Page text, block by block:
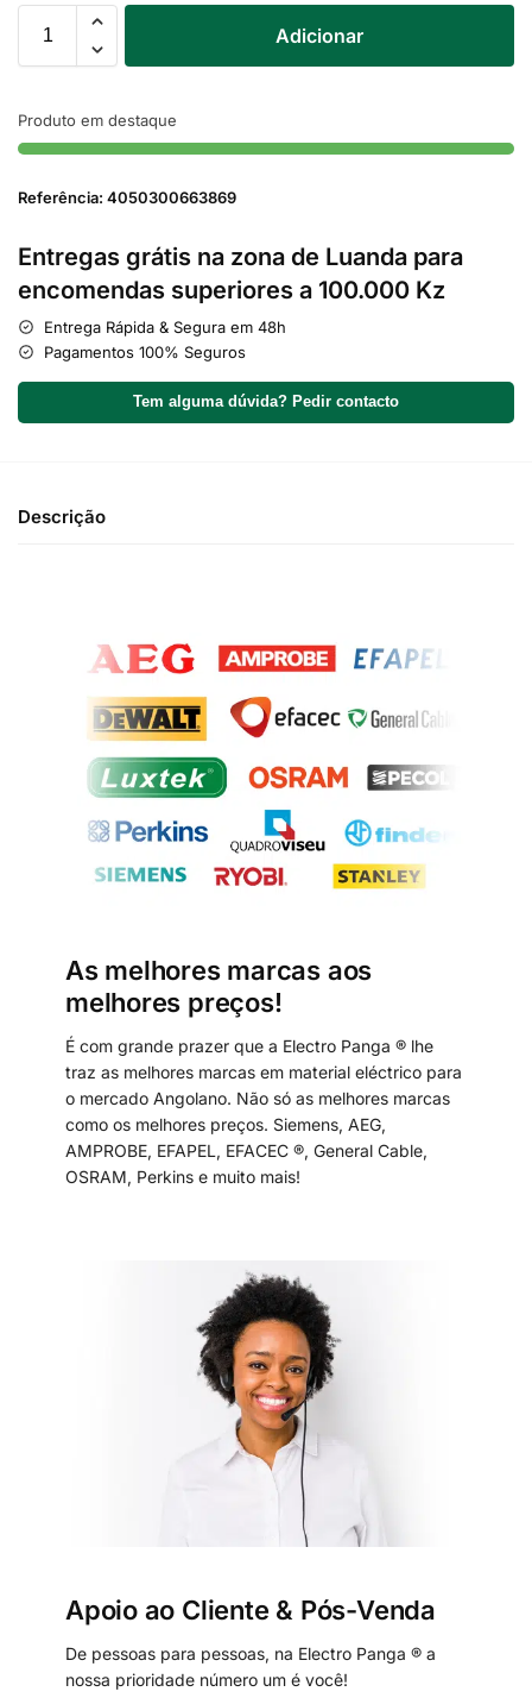
Adicionar
Produto em destaque
Referência: 4050300663869
Entregas grátis na zona de Luanda para
encomendas superiores a 100.000 Kz
Entrega Rápida & Segura em 48h
Pagamentos 100% Seguros
Tem alguma dúvida? Pedir contacto
Descrição
As melhores marcas aos
melhores preços!
É com grande prazer que a Electro Panga ® lhe
traz as melhores marcas em material eléctrico para
o mercado Angolano. Não só as melhores marcas
como os melhores preços. Siemens, AEG,
AMPROBE, EFAPEL, EFACEC ®, General Cable,
OSRAM, Perkins e muito mais!
Apoio ao Cliente & Pós-Venda
De pessoas para pessoas, na Electro Panga ® a
nossa prioridade número um é você!